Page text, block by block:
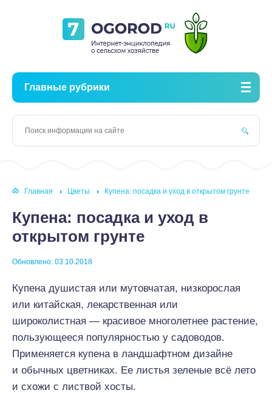
Главные рубрики
Главная Цветы Купена: посадка и уход в открытом грунте
Купена: посадка и уход в
открытом грунте
Обновлено: 03.10.2018
Купена душистая или мутовчатая, низкорослая
или китайская, лекарственная или
широколистная — красивое многолетнее растение,
пользующееся популярностью у садоводов.
Применяется купена в ландшафтном дизайне
и обычных цветниках. Ее листья зеленые всё лето
и схожи с листвой хосты.